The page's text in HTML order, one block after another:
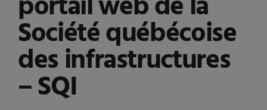
Société québécoise
des infrastructures
– SQI